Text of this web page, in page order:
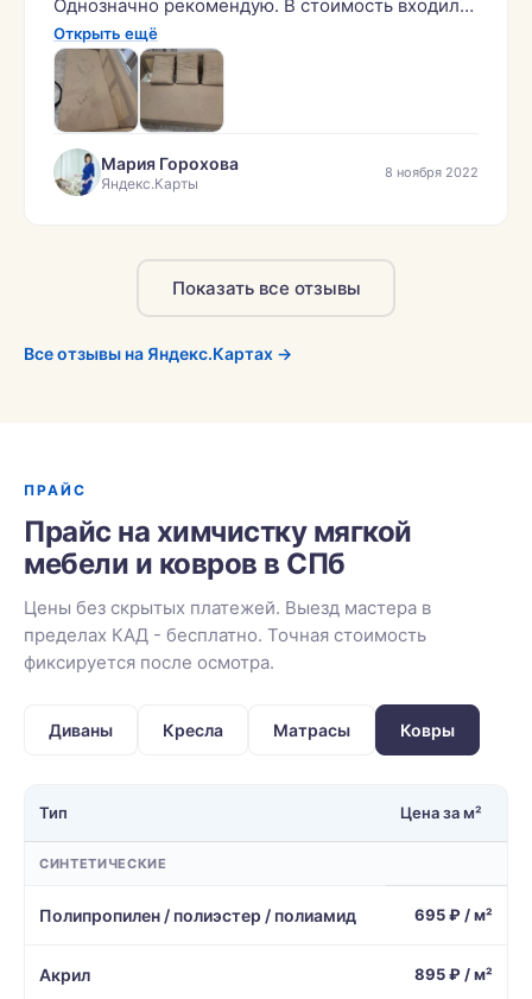
Однозначно рекомендую. В стоимость входил
выезд в загородный дом за пределы КАД. На
фото наш диван «до» и «после» химчистки,
результат очевиден.»
Открыть ещё
Мария Горохова
Яндекс.Карты
8 ноября 2022
Показать все отзывы
Все отзывы на Яндекс.Картах →
ПРАЙС
Прайс на химчистку мягкой
мебели и ковров в СПб
Цены без скрытых платежей. Выезд мастера в
пределах КАД - бесплатно. Точная стоимость
фиксируется после осмотра.
Диваны Кресла Матрасы Ковры
Тип Цена за м²
СИНТЕТИЧЕСКИЕ
Полипропилен / полиэстер / полиамид 695 ₽ / м²
Акрил 895 ₽ / м²